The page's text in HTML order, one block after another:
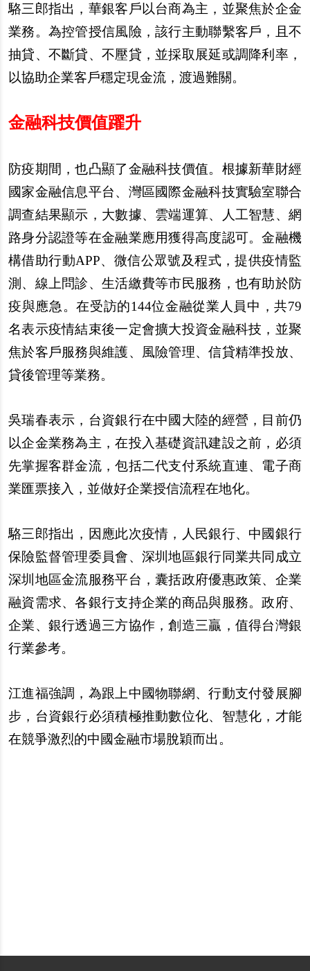
駱三郎指出，華銀客 戶以台商為主，並聚焦於企金
業務。為控管授信風險，該行主動聯繫客戶 ，且不
抽貸、不斷貸、不壓貸，並採取展延或調降利率，
以協助企業客戶穩定現金流，渡過難關。
金融科技價值躍升
防疫期間，也凸顯了金融科技價值。根據新華財經
國家金融信息平台、灣區國際金融科技實驗室聯合
調查結果顯示，大數據、雲端運算、人工智慧、網
路身分認證等在金融業應用獲得高度認可。金融機
構借助行動APP、微信公眾號及程式，提供疫情監
測、線上問診、生活繳費等市民服務，也有助於防
疫與應急。在受訪的144位金融從業人員中，共79
名表示疫情結束後一定會擴大投資金融科技，並聚
焦於客戶服務與維護、風險管理、信貸精準投放、
貸後管理等業務。
吳瑞春表示，台資銀行在中國大陸的經營，目前仍
以企金業務為主，在投入基礎資訊建設之前，必須
先掌握客群金流，包括二代支付系統直連、電子商
業匯票接入，並做好企業授信流程在地化。
駱三郎指出，因應此次疫情，人民銀行、中國銀行
保險監督管理委員會、深圳地區銀行同業共同成立
深圳 地區金流服務平台， 囊括政府優惠政策、企業
融資需求、各銀行支持企業的商品與服務。政府、
企業、銀行透過三方協作，創造三贏， 值得台灣銀
行業參考。
江進福強調，為跟上中國物聯網、行動支付發展腳
步 ，台資銀行必須積極推動數位化、智慧化，才能
在競爭激烈的中國金融市場脫穎而出。